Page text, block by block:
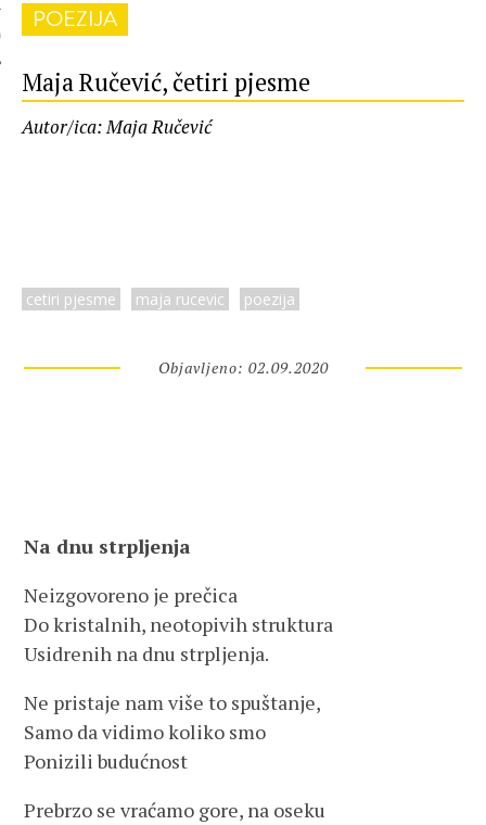
POEZIJA
Maja Ručević, četiri pjesme
Autor/ica: Maja Ručević
cetiri pjesme maja rucevic poezija
Objavljeno: 02.09.2020
Na dnu strpljenja
Neizgovoreno je prečica
Do kristalnih, neotopivih struktura
Usidrenih na dnu strpljenja.
Ne pristaje nam više to spuštanje,
Samo da vidimo koliko smo
Ponizili budućnost
Prebrzo se vraćamo gore, na oseku